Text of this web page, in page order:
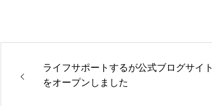
ライフサポートするが公式ブログサイト
をオープンしました